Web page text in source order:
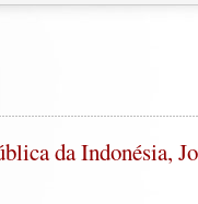
da Indonésia,